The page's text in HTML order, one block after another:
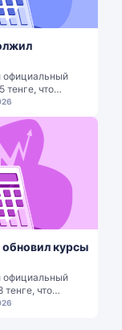
официальный
тенге, что…
обновил курсы
официальный
тенге, что…